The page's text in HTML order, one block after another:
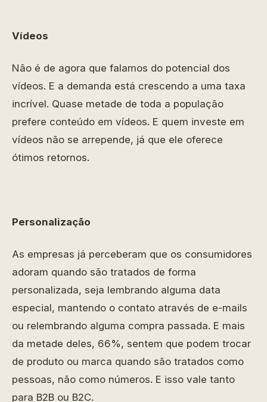
Vídeos
Não é de agora que falamos do potencial dos
vídeos. E a demanda está crescendo a uma taxa
incrível. Quase metade de toda a população
prefere conteúdo em vídeos. E quem investe em
vídeos não se arrepende, já que ele oferece
ótimos retornos.
Personalização
As empresas já perceberam que os consumidores
adoram quando são tratados de forma
personalizada, seja lembrando alguma data
especial, mantendo o contato através de e-mails
ou relembrando alguma compra passada. E mais
da metade deles, 66%, sentem que podem trocar
de produto ou marca quando são tratados como
pessoas, não como números. E isso vale tanto
para B2B ou B2C.